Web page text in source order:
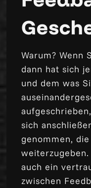
Warum? Wenn
dann hat sich
und dem was
sich
genommen,
auch ein
zwischen